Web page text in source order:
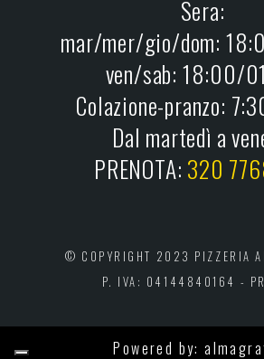
Sera:
mar/mer/gio/dom:
ven/sab: 18:00/
Colazione-pranzo:
Dal martedì a
PRENOTA: 320
© COPYRIGHT 2023 PIZZERIA
P. IVA: 04144840164 -
Powered by: